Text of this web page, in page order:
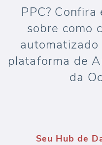
PPC?
sobre como
automatizado
plataforma de
da
Seu Hub de